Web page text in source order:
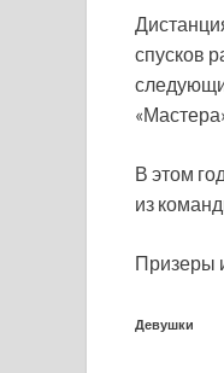
спусков
В этом
из
Призеры
Девушки